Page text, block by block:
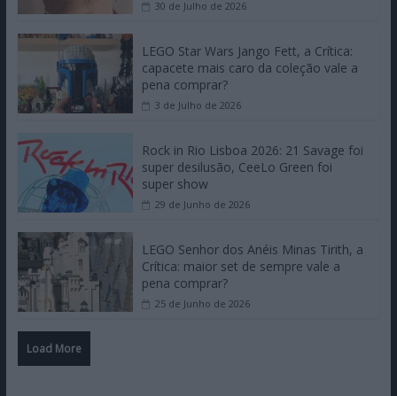
30 de Julho de 2026
LEGO Star Wars Jango Fett, a Crítica:
capacete mais caro da coleção vale a
pena comprar?
3 de Julho de 2026
Rock in Rio Lisboa 2026: 21 Savage foi
super desilusão, CeeLo Green foi
super show
29 de Junho de 2026
LEGO Senhor dos Anéis Minas Tirith, a
Crítica: maior set de sempre vale a
pena comprar?
25 de Junho de 2026
Load More